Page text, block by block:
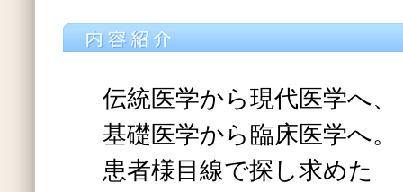
伝統医学から現代医学へ、
基礎医学から臨床医学へ。
患者様目線で探し求めた